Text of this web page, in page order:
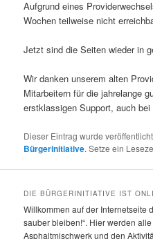
Aufgrund eines
Wochen teilweise nicht
Jetzt sind die Seiten wieder in
Wir danken unserem alten
Mitarbeitern für die jahrelange
erstklassigen Support, auch
Dieser Eintrag wurde
Bürgerinitiative. Setze ein
DIE BÜRGERINITIATIVE IST
Willkommen auf der Internetseite
sauber bleiben!“. Hier werden
Asphaltmischwerk und den